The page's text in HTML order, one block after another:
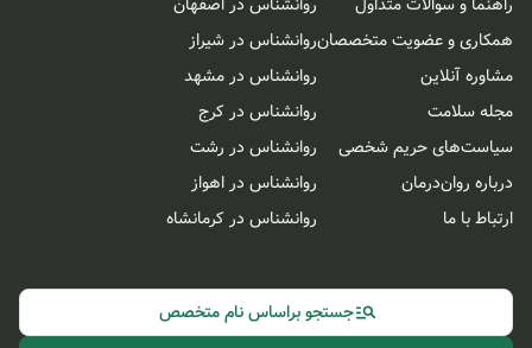
همکاری و عضویت متخصصان
مشاوره آنلاین
مجله سلامت
سیاست‌های حریم شخصی
درباره روان‌درمان
ارتباط با ما
روانشناس در شیراز
روانشناس در مشهد
روانشناس در کرج
روانشناس در رشت
روانشناس در اهواز
روانشناس در کرمانشاه
جستجو براساس نام متخصص